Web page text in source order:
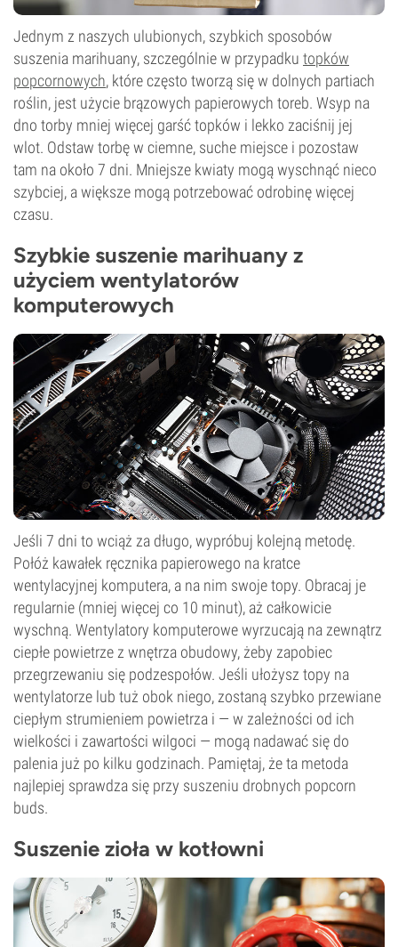
Jednym z naszych ulubionych, szybkich sposobów
suszenia marihuany, szczególnie w przypadku topków
popcornowych, które często tworzą się w dolnych partiach
roślin, jest użycie brązowych papierowych toreb. Wsyp na
dno torby mniej więcej garść topków i lekko zaciśnij jej
wlot. Odstaw torbę w ciemne, suche miejsce i pozostaw
tam na około 7 dni. Mniejsze kwiaty mogą wyschnąć nieco
szybciej, a większe mogą potrzebować odrobinę więcej
czasu.
Szybkie suszenie marihuany z
użyciem wentylatorów
komputerowych
Jeśli 7 dni to wciąż za długo, wypróbuj kolejną metodę.
Połóż kawałek ręcznika papierowego na kratce
wentylacyjnej komputera, a na nim swoje topy. Obracaj je
regularnie (mniej więcej co 10 minut), aż całkowicie
wyschną. Wentylatory komputerowe wyrzucają na zewnątrz
ciepłe powietrze z wnętrza obudowy, żeby zapobiec
przegrzewaniu się podzespołów. Jeśli ułożysz topy na
wentylatorze lub tuż obok niego, zostaną szybko przewiane
ciepłym strumieniem powietrza i — w zależności od ich
wielkości i zawartości wilgoci — mogą nadawać się do
palenia już po kilku godzinach. Pamiętaj, że ta metoda
najlepiej sprawdza się przy suszeniu drobnych popcorn
buds.
Suszenie zioła w kotłowni